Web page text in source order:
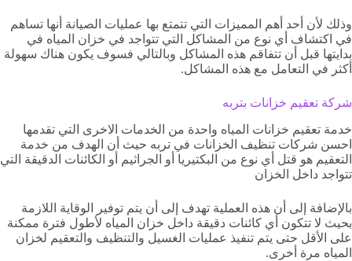
وذلك لأن أحد أهم المميزات التي تتمتع بها عمليات الصيانة أنها تساهم
في اكتشاف أي نوع من المشاكل التي تتواجد في خزان المياه في
بدايتها قبل أن تتفاقم هذه المشاكل وبالتالي فسوف يكون هناك سهولة
أكثر في التعامل مع هذه المشاكل.
شركة تعقيم خزانات بتربه
خدمة تعقيم خزانات المياه واحدة من الخدمات الاخرى التي تقدمها
احسن شركات تنظيف الخزانات في تربه حيث أن الهدف من خدمة
التعقيم هو قتل أي نوع من البكتيريا أو الجراثيم أو الكائنات الدقيقة التي
تتواجد داخل الخزان
بالإضافة إلى أن هذه العملية تهدف إلى أن يتم توفير الوقاية اللازمة
بحيث لا تتكون أي كائنات دقيقة داخل خزان المياه لأطول فترة ممكنة
على الأقل حتى يتم تنفيذ عمليات الغسيل والتنظيف والتعقيم لخزان
المياه مرة أخرى.